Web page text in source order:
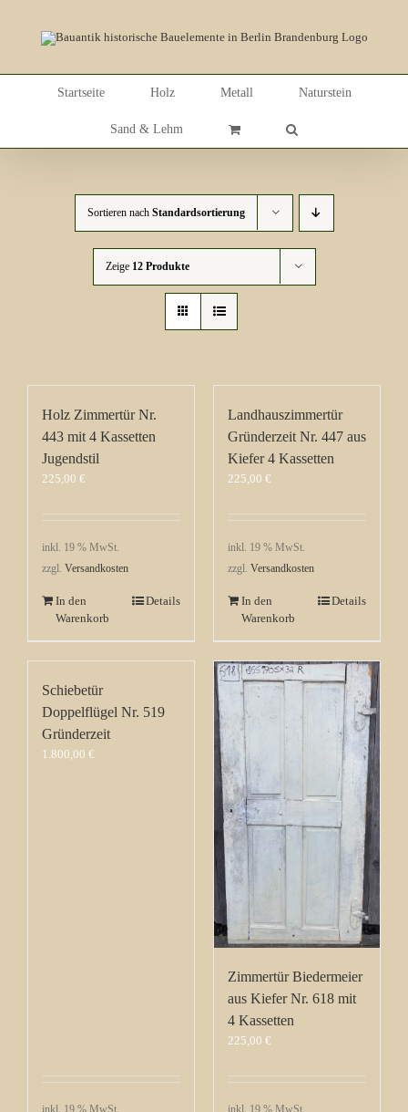
Startseite Holz Metall Naturstein
Sand & Lehm
Sortieren nach Standardsortierung
Zeige 12 Produkte
Holz Zimmertür Nr.
443 mit 4 Kassetten
Jugendstil
225,00 €
inkl. 19 % MwSt.
zzgl. Versandkosten
In den
Warenkorb
Details
Landhauszimmertür
Gründerzeit Nr. 447 aus
Kiefer 4 Kassetten
225,00 €
inkl. 19 % MwSt.
zzgl. Versandkosten
In den
Warenkorb
Details
Schiebetür
Doppelflügel Nr. 519
Gründerzeit
1.800,00 €
inkl. 19 % MwSt.
Zimmertür Biedermeier
aus Kiefer Nr. 618 mit
4 Kassetten
225,00 €
inkl. 19 % MwSt.